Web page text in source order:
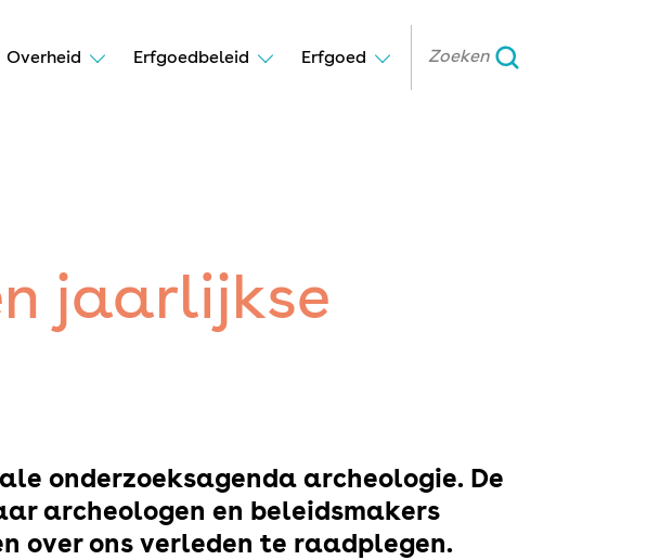
Overheid Erfgoedbeleid Erfgoed
jaarlijkse
onderzoeksagenda archeologie. De
archeologen en beleidsmakers
over ons verleden te raadplegen.